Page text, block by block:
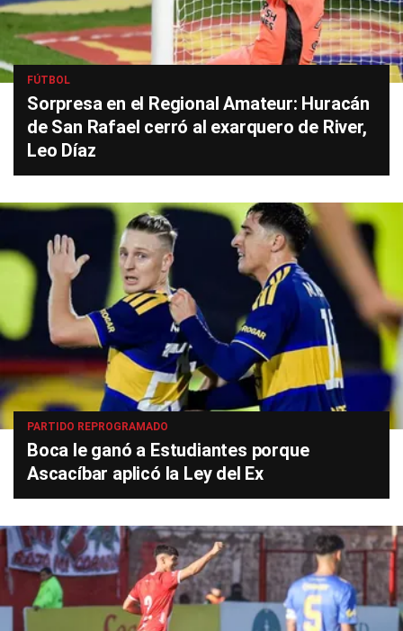
FÚTBOL
Sorpresa en el Regional Amateur: Huracán
de San Rafael cerró al exarquero de River,
Leo Díaz
PARTIDO REPROGRAMADO
Boca le ganó a Estudiantes porque
Ascacíbar aplicó la Ley del Ex